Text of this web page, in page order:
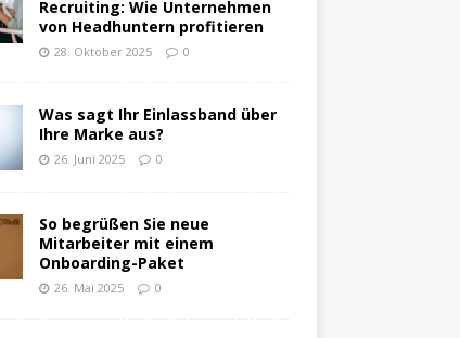
Recruiting: Wie Unternehmen
von Headhuntern profitieren
28. Oktober 2025 0
Was sagt Ihr Einlassband über
Ihre Marke aus?
26. Juni 2025 0
So begrüßen Sie neue
Mitarbeiter mit einem
Onboarding-Paket
26. Mai 2025 0